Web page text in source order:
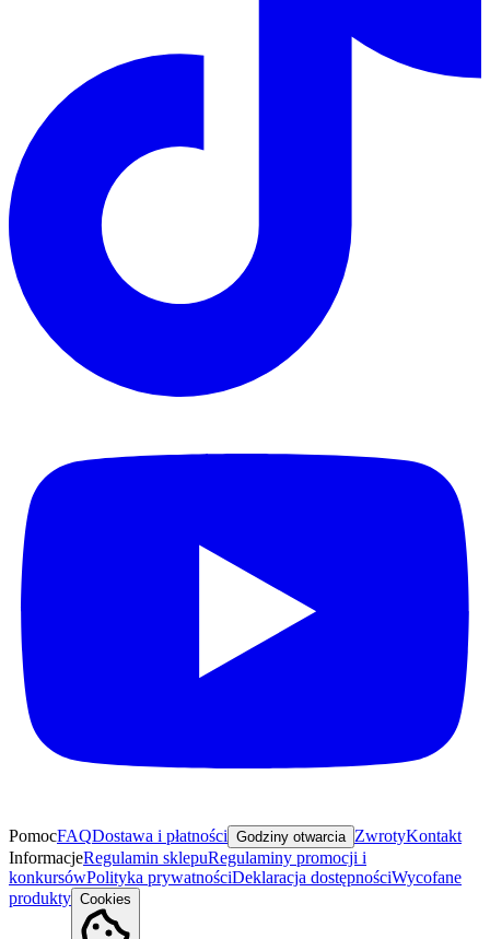
PomocFAQDostawa i płatności Godziny otwarcia ZwrotyKontakt
InformacjeRegulamin sklepuRegulaminy promocji i
konkursówPolityka prywatnościDeklaracja dostępnościWycofane
produkty Cookies